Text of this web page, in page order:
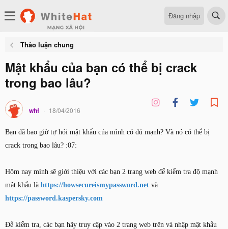
Đăng nhập
Thảo luận chung
Mật khẩu của bạn có thể bị crack
trong bao lâu?
whf 18/04/2016
Bạn đã bao giờ tự hỏi mật khẩu của mình có đủ mạnh? Và nó có thể bị
crack trong bao lâu? :07:
Hôm nay mình sẽ giới thiệu với các bạn 2 trang web để kiểm tra độ mạnh
mật khẩu là https://howsecureismypassword.net và
https://password.kaspersky.com
Để kiểm tra, các bạn hãy truy cập vào 2 trang web trên và nhập mật khẩu